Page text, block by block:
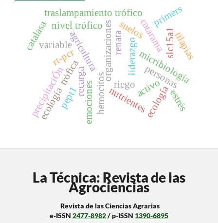
activo
liderazgo
organizaciones personas
emociones
agricultura micribiología
suelos
ecología
nutrientes
ecología trófica
traslampamiento trófico
nivel trófico
renata
variable
precipitaciÓn recarga riego
catarama
catalasa
estrés
hemocitos
pept1
slc15a1tilapias
primers
rt-pcr
La Técnica: Revista de las
Agrociencias
Revista de las Ciencias Agrarias
e-ISSN 2477-8982/ p-ISSN 1390-6895